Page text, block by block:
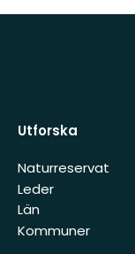
Utforska
Naturreservat
Leder
Län
Kommuner